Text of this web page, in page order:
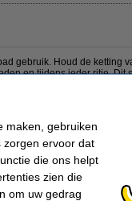
gebruik. Houd de ketting
en tijdens ieder ritje. Dit
keramische formule.
en metaal-op-metaal-
genieten. Door de
Dit betekent dat u een
zo nooit meer een stukje
inhoud van 400 ml.
maken, gebruiken
zorgen ervoor dat
die ons helpt
zien die
om uw gedrag